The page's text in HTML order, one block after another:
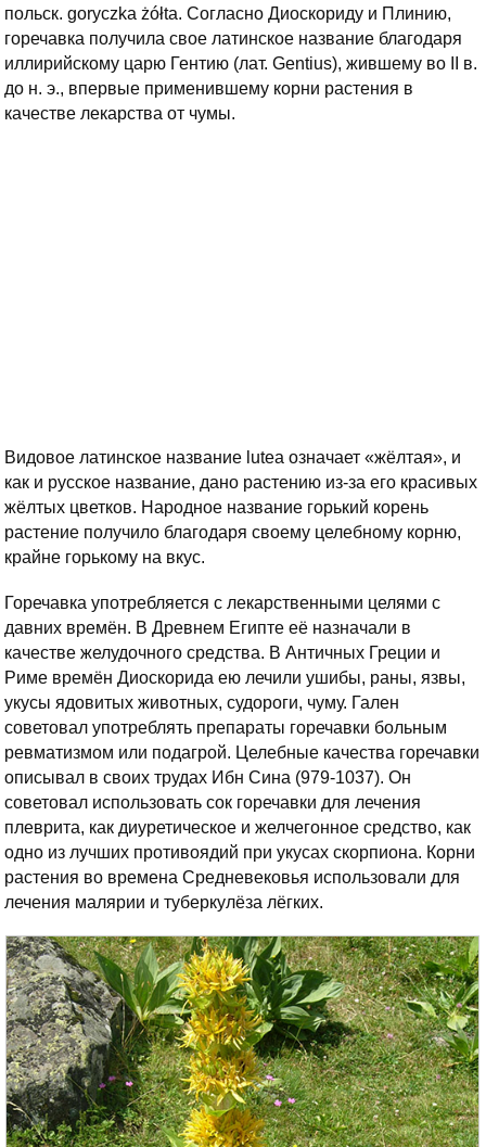
польск. goryczka żółta. Согласно Диоскориду и Плинию,
горечавка получила свое латинское название благодаря
иллирийскому царю Гентию (лат. Gentius), жившему во II в.
до н. э., впервые применившему корни растения в
качестве лекарства от чумы.
Видовое латинское название lutea означает «жёлтая», и
как и русское название, дано растению из-за его красивых
жёлтых цветков. Народное название горький корень
растение получило благодаря своему целебному корню,
крайне горькому на вкус.
Горечавка употребляется с лекарственными целями с
давних времён. В Древнем Египте её назначали в
качестве желудочного средства. В Античных Греции и
Риме времён Диоскорида ею лечили ушибы, раны, язвы,
укусы ядовитых животных, судороги, чуму. Гален
советовал употреблять препараты горечавки больным
ревматизмом или подагрой. Целебные качества горечавки
описывал в своих трудах Ибн Сина (979-1037). Он
советовал использовать сок горечавки для лечения
плеврита, как диуретическое и желчегонное средство, как
одно из лучших противоядий при укусах скорпиона. Корни
растения во времена Средневековья использовали для
лечения малярии и туберкулёза лёгких.